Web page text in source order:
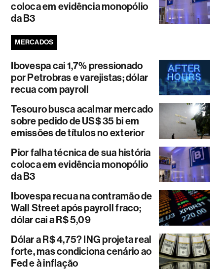
coloca em evidência monopólio
da B3
MERCADOS
Ibovespa cai 1,7% pressionado
por Petrobras e varejistas; dólar
recua com payroll
Tesouro busca acalmar mercado
sobre pedido de US$ 35 bi em
emissões de títulos no exterior
Pior falha técnica de sua história
coloca em evidência monopólio
da B3
Ibovespa recua na contramão de
Wall Street após payroll fraco;
dólar cai a R$ 5,09
Dólar a R$ 4,75? ING projeta real
forte, mas condiciona cenário ao
Fed e à inflação